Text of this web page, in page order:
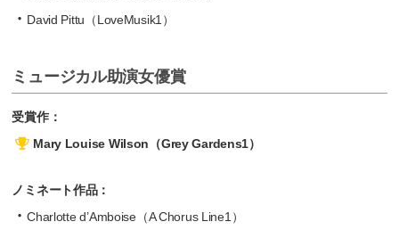
David Pittu（LoveMusik1）
ミュージカル助演女優賞
受賞作：
Mary Louise Wilson（Grey Gardens1）
ノミネート作品：
Charlotte d’Amboise（A Chorus Line1）